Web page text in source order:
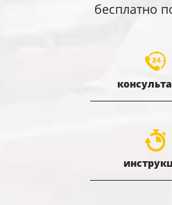
бесплатно